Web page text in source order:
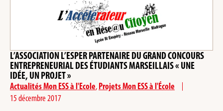
L’ASSOCIATION L’ESPER PARTENAIRE DU GRAND CONCOURS
ENTREPRENEURIAL DES ÉTUDIANTS MARSEILLAIS « UNE
IDÉE, UN PROJET »
Actualités Mon ESS à l'Ecole,Projets Mon ESS à l'École
15 décembre 2017